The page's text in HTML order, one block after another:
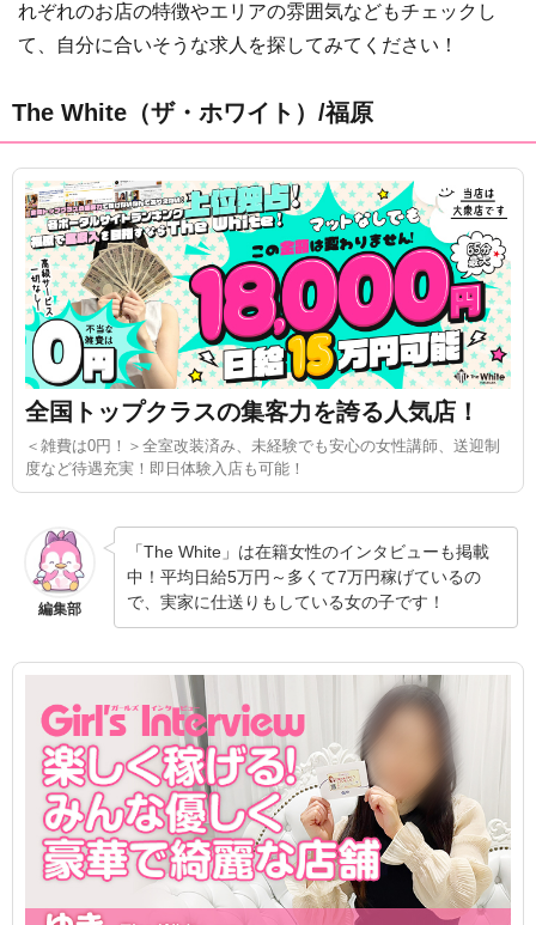
れぞれのお店の特徴やエリアの雰囲気などもチェックし
て、自分に合いそうな求人を探してみてください！
The White（ザ・ホワイト）/福原
全国トップクラスの集客力を誇る人気店！
＜雑費は0円！＞全室改装済み、未経験でも安心の女性講師、送迎制
度など待遇充実！即日体験入店も可能！
編集部
「The White」は在籍女性のインタビューも掲載
中！平均日給5万円～多くて7万円稼げているの
で、実家に仕送りもしている女の子です！